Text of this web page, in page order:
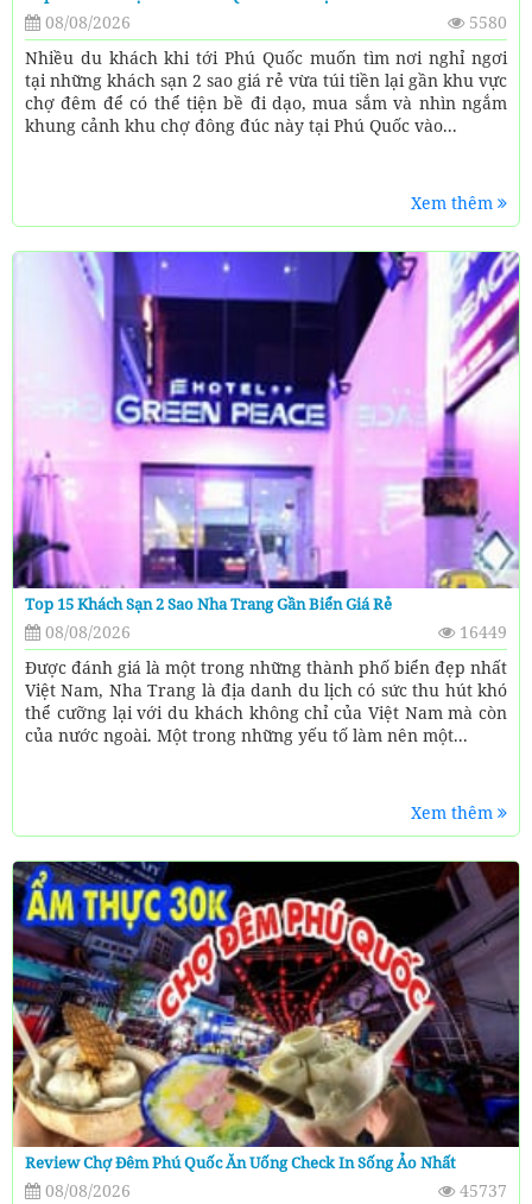
08/08/2026
5580
Nhiều du khách khi tới Phú Quốc muốn tìm nơi nghỉ ngơi
tại những khách sạn 2 sao giá rẻ vừa túi tiền lại gần khu vực
chợ đêm để có thể tiện bề đi dạo, mua sắm và nhìn ngắm
khung cảnh khu chợ đông đúc này tại Phú Quốc vào...
Xem thêm
Top 15 Khách Sạn 2 Sao Nha Trang Gần Biển Giá Rẻ
08/08/2026
16449
Được đánh giá là một trong những thành phố biển đẹp nhất
Việt Nam, Nha Trang là địa danh du lịch có sức thu hút khó
thể cưỡng lại với du khách không chỉ của Việt Nam mà còn
của nước ngoài. Một trong những yếu tố làm nên một...
Xem thêm
Review Chợ Đêm Phú Quốc Ăn Uống Check In Sống Ảo Nhất
08/08/2026
45737